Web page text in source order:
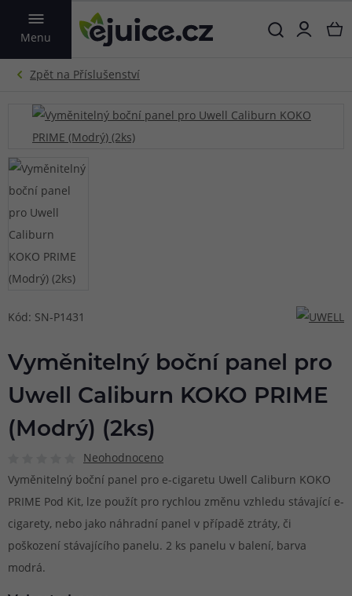
Menu
VYHLEDAT
Kód: SN-P1431
Vyměnitelný boční panel pro
Uwell Caliburn KOKO PRIME
(Modrý) (2ks)
Neohodnoceno
Vyměnitelný boční panel pro e-cigaretu Uwell Caliburn KOKO
PRIME Pod Kit, lze použít pro rychlou změnu vzhledu stávající e-
cigarety, nebo jako náhradní panel v případě ztráty, či
poškození stávajícího panelu. 2 ks panelu v balení, barva
modrá.